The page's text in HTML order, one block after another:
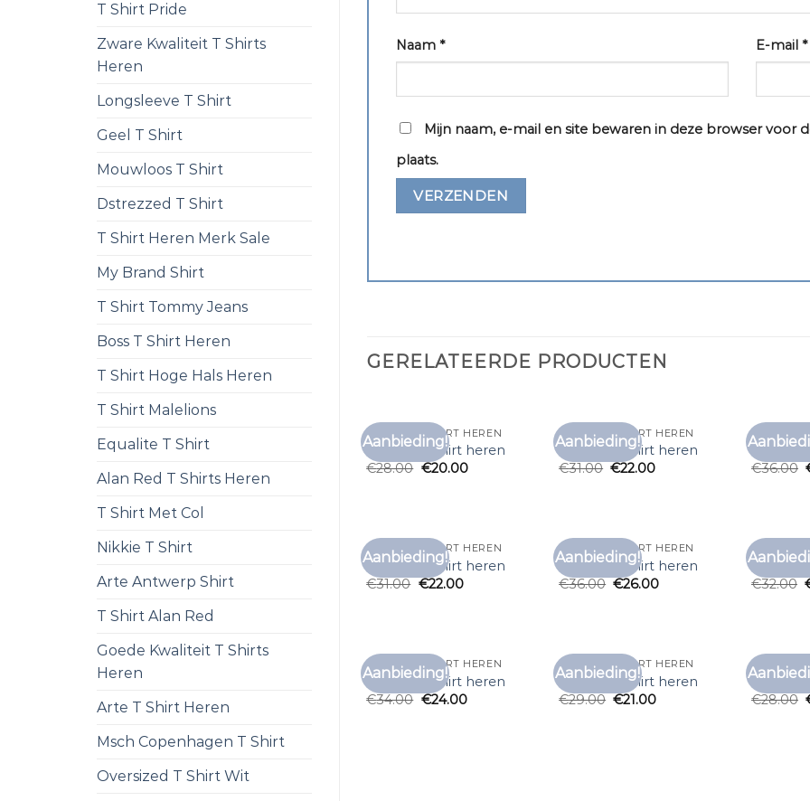
T Shirt Pride
Zware Kwaliteit T Shirts
Heren
Longsleeve T Shirt
Geel T Shirt
Mouwloos T Shirt
Dstrezzed T Shirt
T Shirt Heren Merk Sale
My Brand Shirt
T Shirt Tommy Jeans
Boss T Shirt Heren
T Shirt Hoge Hals Heren
T Shirt Malelions
Equalite T Shirt
Alan Red T Shirts Heren
T Shirt Met Col
Nikkie T Shirt
Arte Antwerp Shirt
T Shirt Alan Red
Goede Kwaliteit T Shirts
Heren
Arte T Shirt Heren
Msch Copenhagen T Shirt
Oversized T Shirt Wit
Naam * E-mail*
Mijn naam, e-mail en site bewaren in deze browser voor
plaats.
GERELATEERDE PRODUCTEN
Aanbieding!
Toevoegen
aan
ZEEMAN T SHIRT HEREN
zeeman t shirt heren
€28.00 €20.00
Aanbieding!
Toevoegen
aan
ZEEMAN T SHIRT HEREN
zeeman t shirt heren
€31.00 €22.00
ZEEMAN
€36.00
Aanbieding!
Toevoegen
aan
ZEEMAN T SHIRT HEREN
zeeman t shirt heren
€31.00 €22.00
Aanbieding!
Toevoegen
aan
ZEEMAN T SHIRT HEREN
zeeman t shirt heren
€36.00 €26.00
ZEEMAN
€32.00
Aanbieding!
Toevoegen
aan
ZEEMAN T SHIRT HEREN
zeeman t shirt heren
€34.00 €24.00
Aanbieding!
Toevoegen
aan
ZEEMAN T SHIRT HEREN
zeeman t shirt heren
€29.00 €21.00
ZEEMAN
€28.00